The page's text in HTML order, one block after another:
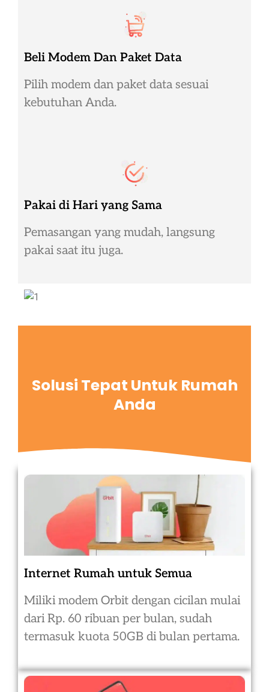
Beli Modem Dan Paket Data
Pilih modem dan paket data sesuai
kebutuhan Anda.
Pakai di Hari yang Sama
Pemasangan yang mudah, langsung
pakai saat itu juga.
Solusi Tepat Untuk Rumah
Anda
Internet Rumah untuk Semua
Miliki modem Orbit dengan cicilan mulai
dari Rp. 60 ribuan per bulan, sudah
termasuk kuota 50GB di bulan pertama.